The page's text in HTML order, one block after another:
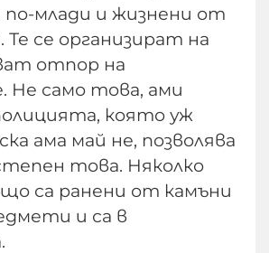
по-млади и жизнени от
се организират на
отпор на
Не само това, ами
която уж
ама май не, позволява
това. Няколко
са ранени от камъни
и са в